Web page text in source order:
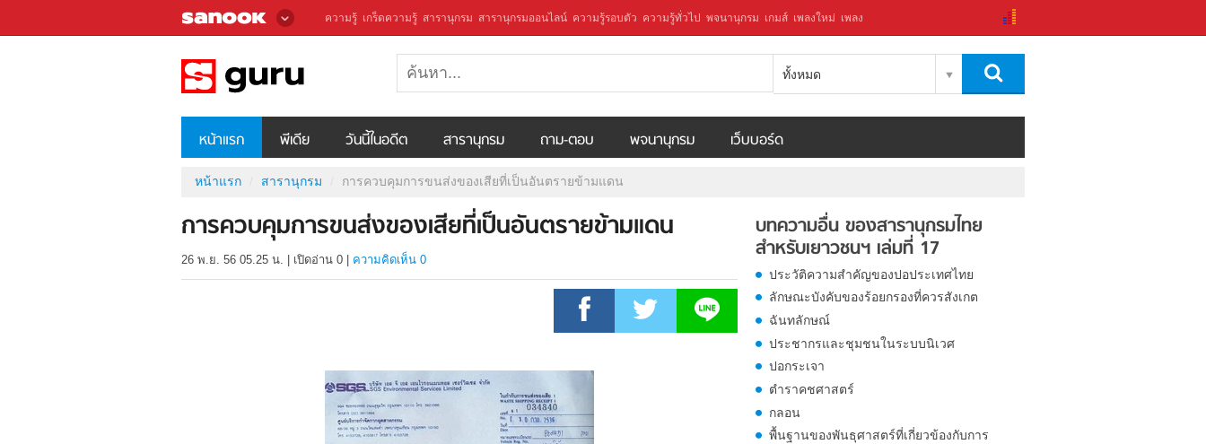
ความรู้ เกร็ดความรู้ สารานุกรม สารานุกรมออนไลน์ ความรู้รอบตัว ความรู้ทั่วไป พจนานุกรม เกมส์ เพลงใหม่ เพลง
ทั้งหมด
หน้าแรก พีเดีย วันนี้ในอดีต สารานุกรม ถาม-ตอบ พจนานุกรม เว็บบอร์ด
หน้าแรก สารานุกรม การควบคุมการขนส่งของเสียที่เป็นอันตรายข้ามแดน
การควบคุมการขนส่งของเสียที่เป็นอันตรายข้ามแดน
26 พ.ย. 56 05.25 น. เปิดอ่าน 0 ความคิดเห็น 0
บทความอื่น ของสารานุกรมไทย
สำหรับเยาวชนฯ เล่มที่ 17
ประวัติความสำคัญของปอประเทศไทย
ลักษณะบังคับของร้อยกรองที่ควรสังเกต
ฉันทลักษณ์
ประชากรและชุมชนในระบบนิเวศ
ปอกระเจา
ตำราคชศาสตร์
กลอน
พื้นฐานของพันธุศาสตร์ที่เกี่ยวข้องกับการ